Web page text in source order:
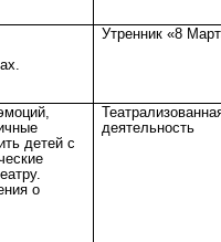
Утренник «8
детей с
о
деятельность